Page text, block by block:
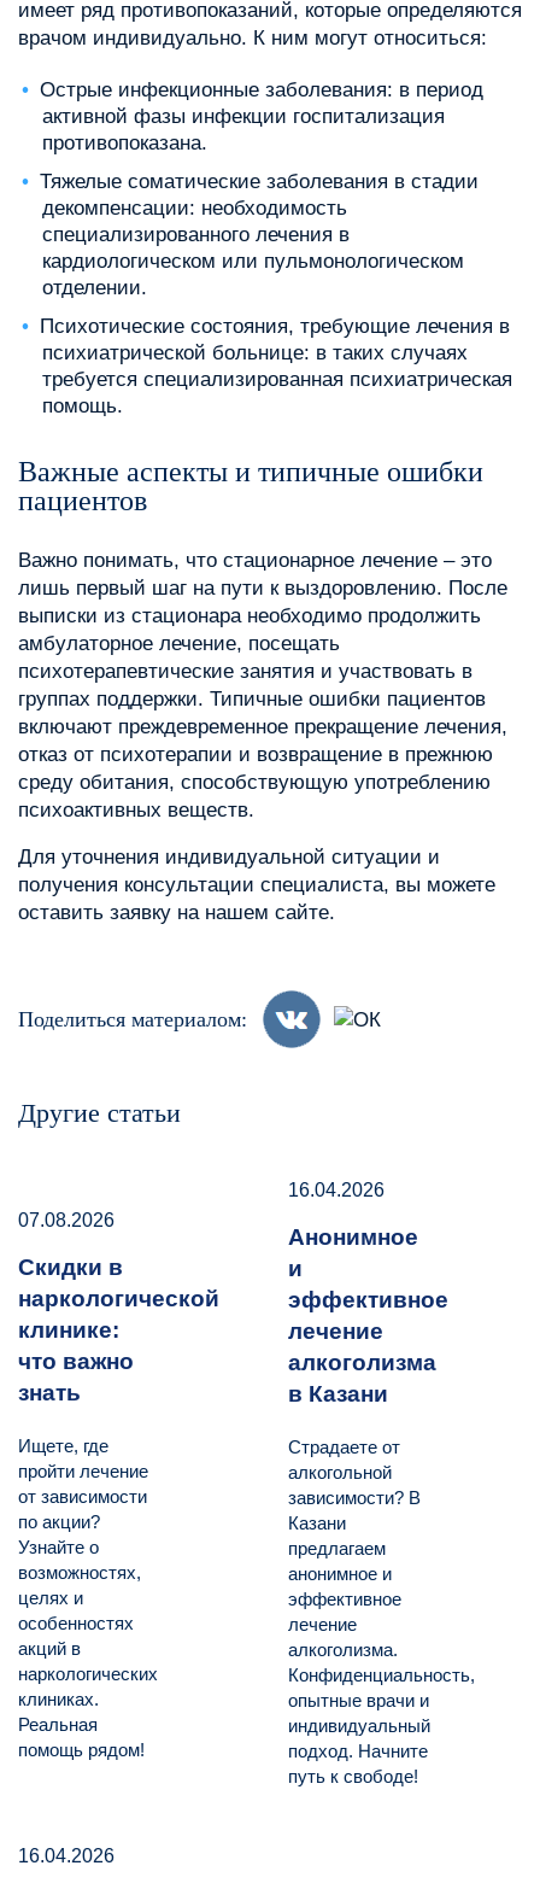
имеет ряд противопоказаний, которые определяются
врачом индивидуально. К ним могут относиться:
Острые инфекционные заболевания: в период
активной фазы инфекции госпитализация
противопоказана.
Тяжелые соматические заболевания в стадии
декомпенсации: необходимость
специализированного лечения в
кардиологическом или пульмонологическом
отделении.
Психотические состояния, требующие лечения в
психиатрической больнице: в таких случаях
требуется специализированная психиатрическая
помощь.
Важные аспекты и типичные ошибки
пациентов
Важно понимать, что стационарное лечение – это
лишь первый шаг на пути к выздоровлению. После
выписки из стационара необходимо продолжить
амбулаторное лечение, посещать
психотерапевтические занятия и участвовать в
группах поддержки. Типичные ошибки пациентов
включают преждевременное прекращение лечения,
отказ от психотерапии и возвращение в прежнюю
среду обитания, способствующую употреблению
психоактивных веществ.
Для уточнения индивидуальной ситуации и
получения консультации специалиста, вы можете
оставить заявку на нашем сайте.
Поделиться материалом:
Другие статьи
07.08.2026
Скидки в
наркологической
клинике:
что важно
знать
Ищете, где
пройти лечение
от зависимости
по акции?
Узнайте о
возможностях,
целях и
особенностях
акций в
наркологических
клиниках.
Реальная
помощь рядом!
16.04.2026
Анонимное
и
эффективное
лечение
алкоголизма
в Казани
Страдаете от
алкогольной
зависимости? В
Казани
предлагаем
анонимное и
эффективное
лечение
алкоголизма.
Конфиденциальность,
опытные врачи и
индивидуальный
подход. Начните
путь к свободе!
16.04.2026